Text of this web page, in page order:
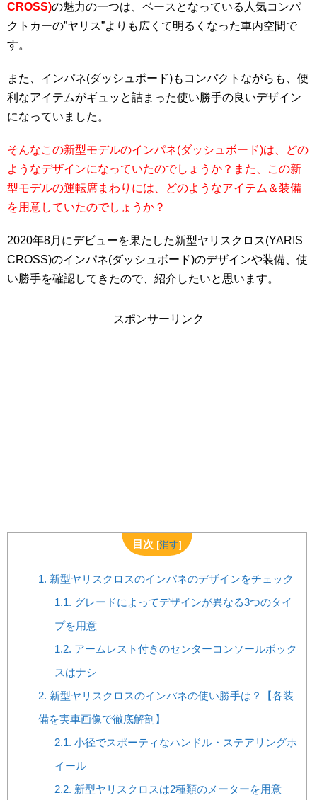
CROSS)の魅力の一つは、ベースとなっている人気コンパ
クトカーの”ヤリス”よりも広くて明るくなった車内空間で
す。
また、インパネ(ダッシュボード)もコンパクトながらも、便
利なアイテムがギュッと詰まった使い勝手の良いデザイン
になっていました。
そんなこの新型モデルのインパネ(ダッシュボード)は、どの
ようなデザインになっていたのでしょうか？また、この新
型モデルの運転席まわりには、どのようなアイテム＆装備
を用意していたのでしょうか？
2020年8月にデビューを果たした新型ヤリスクロス(YARIS
CROSS)のインパネ(ダッシュボード)のデザインや装備、使
い勝手を確認してきたので、紹介したいと思います。
スポンサーリンク
目次 [消す]
1. 新型ヤリスクロスのインパネのデザインをチェック
1.1. グレードによってデザインが異なる3つのタイ
プを用意
1.2. アームレスト付きのセンターコンソールボック
スはナシ
2. 新型ヤリスクロスのインパネの使い勝手は？【各装
備を実車画像で徹底解剖】
2.1. 小径でスポーティなハンドル・ステアリングホ
イール
2.2. 新型ヤリスクロスは2種類のメーターを用意